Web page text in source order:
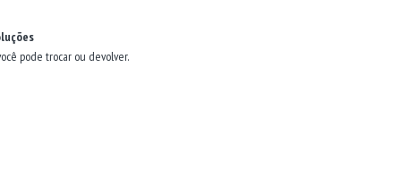
pode trocar ou devolver.